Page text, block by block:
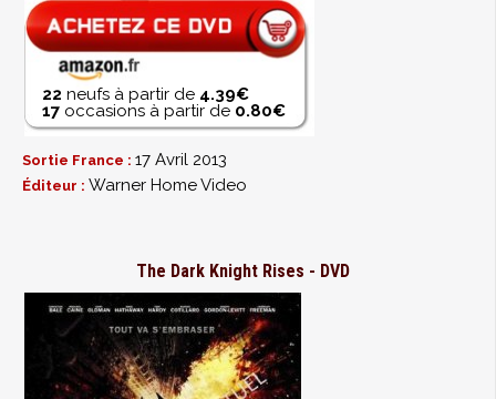
22 neufs à partir de 4.39€
17 occasions à partir de 0.80€
Sortie France : 17 Avril 2013
Éditeur : Warner Home Video
The Dark Knight Rises - DVD